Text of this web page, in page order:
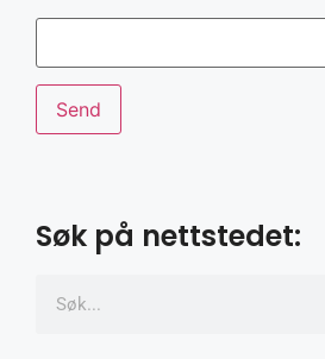
Søk på nettstedet: